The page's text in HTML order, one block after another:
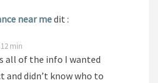
near medit :
min
all of the info I wanted
and didn’t know who to